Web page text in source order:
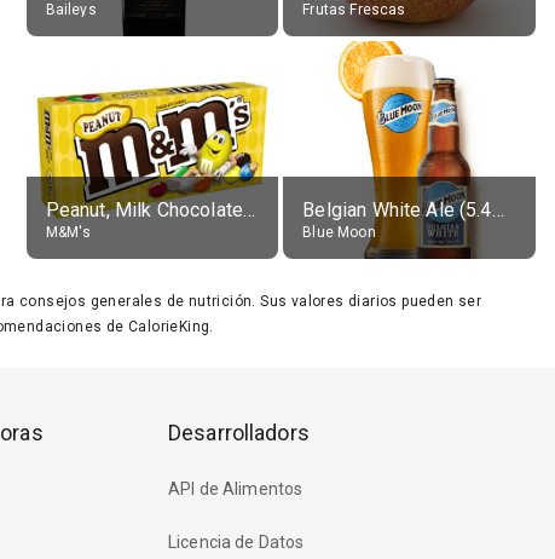
Baileys Frutas Frescas
Peanut, Milk Chocolate Candies
M&M's
Belgian White Ale (5.4% alc.)
Blue Moon
consejos generales de nutrición. Sus valores diarios pueden ser
de CalorieKing.
Desarrolladors
API de Alimentos
Licencia de Datos